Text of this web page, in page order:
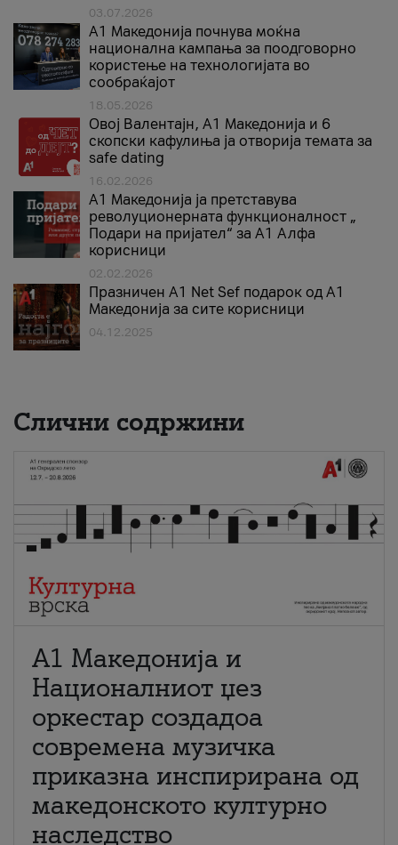
03.07.2026
A1 Македонија почнува моќна
национална кампања за поодговорно
користење на технологијата во
сообраќајот
18.05.2026
Овој Валентајн, A1 Македонија и 6
скопски кафулиња ја отворија темата за
safe dating
16.02.2026
А1 Македонија ја претставува
револуционерната функционалност „
Подари на пријател“ за А1 Алфа
корисници
02.02.2026
Празничен A1 Net Sеf подарок од А1
Македонија за сите корисници
04.12.2025
Слични содржини
А1 Македонија и
Националниот џез
оркестар создадоа
современа музичка
приказна инспирирана од
македонското културно
наследство